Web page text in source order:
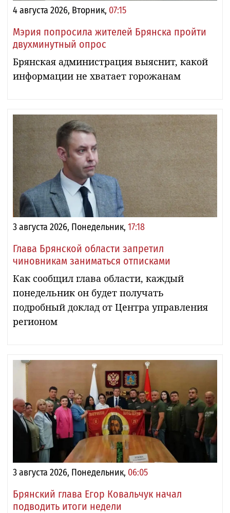
4 августа 2026, Вторник, 07:15
Мэрия попросила жителей Брянска пройти
двухминутный опрос
Брянская администрация выяснит, какой
информации не хватает горожанам
3 августа 2026, Понедельник, 17:18
Глава Брянской области запретил
чиновникам заниматься отписками
Как сообщил глава области, каждый
понедельник он будет получать
подробный доклад от Центра управления
регионом
3 августа 2026, Понедельник, 06:05
Брянский глава Егор Ковальчук начал
подводить итоги недели